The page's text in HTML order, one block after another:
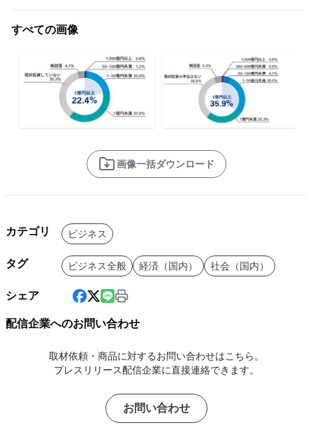
すべての画像
画像一括ダウンロード
カテゴリ ビジネス
タグ ビジネス全般 経済（国内） 社会（国内）
シェア
配信企業へのお問い合わせ
取材依頼・商品に対するお問い合わせはこちら。
プレスリリース配信企業に直接連絡できます。
お問い合わせ